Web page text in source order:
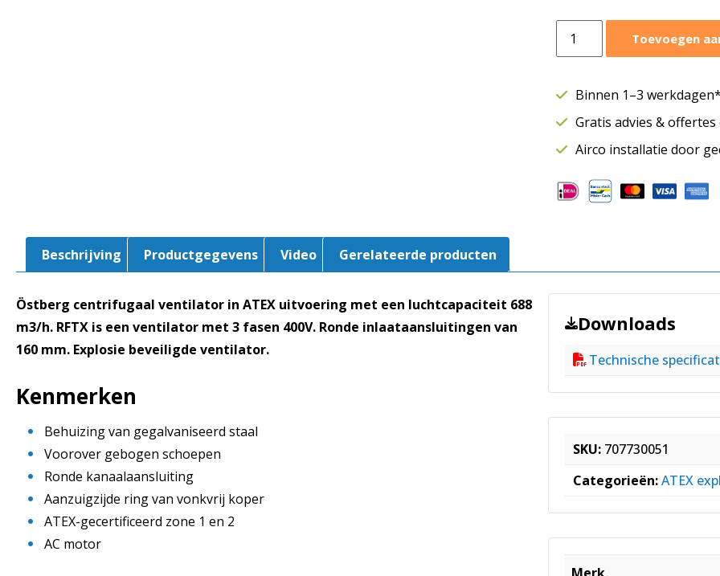
ATEX
ventilator
140C
Ø160
|
688
Toevoegen
Binnen 1–3
Gratis advies &
Airco installatie door
Beschrijving Productgegevens Video Gerelateerde producten
Östberg centrifugaal ventilator in ATEX uitvoering met een luchtcapaciteit 688
m3/h. RFTX is een ventilator met 3 fasen 400V. Ronde inlaataansluitingen van
160 mm. Explosie beveiligde ventilator.
Kenmerken
Behuizing van gegalvaniseerd staal
Voorover gebogen schoepen
Ronde kanaalaansluiting
Aanzuigzijde ring van vonkvrij koper
ATEX-gecertificeerd zone 1 en 2
AC motor
Downloads
Technische
SKU: 707730051
Categorieën:ATEX